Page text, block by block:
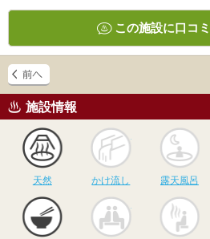
この施設に口コ
施設情報
天然
かけ流し
かけ流し 露天風呂